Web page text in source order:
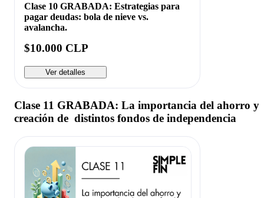
Clase 10 GRABADA: Estrategias para
pagar deudas: bola de nieve vs.
avalancha.
$10.000 CLP
Ver detalles
Clase 11 GRABADA: La importancia del ahorro y
creación de distintos fondos de independencia